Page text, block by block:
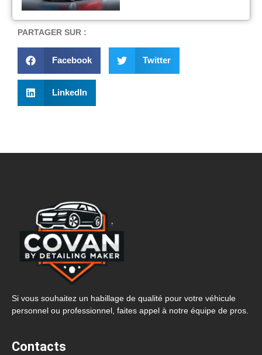
PARTAGER SUR :
Facebook Twitter
LinkedIn
Si vous souhaitez un habillage de qualité pour votre véhicule
personnel ou professionnel, faites appel à notre équipe de pros.
Contacts